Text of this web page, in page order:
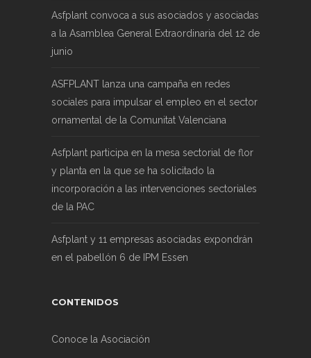
Asfplant convoca a sus asociados y asociadas
a la Asamblea General Extraordinaria del 12 de
junio
ASFPLANT lanza una campaña en redes
sociales para impulsar el empleo en el sector
ornamental de la Comunitat Valenciana
Asfplant participa en la mesa sectorial de flor
y planta en la que se ha solicitado la
incorporación a las intervenciones sectoriales
de la PAC
Asfplant y 11 empresas asociadas expondrán
en el pabellón 6 de IPM Essen
CONTENIDOS
Conoce la Asociación